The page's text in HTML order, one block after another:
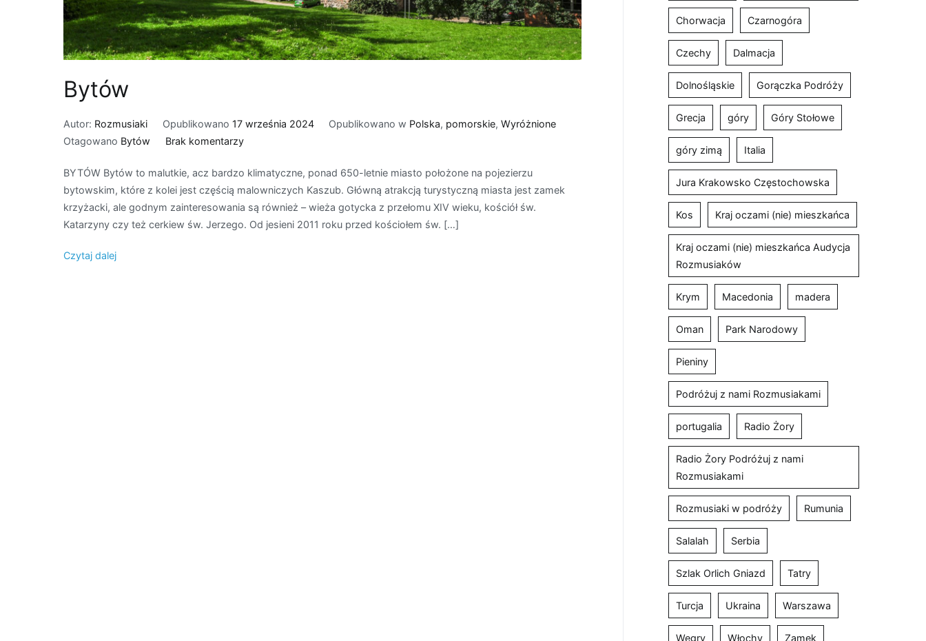
Bytów
Autor: Rozmusiaki Opublikowano 17 września 2024 Opublikowano w Polska, pomorskie,Wyróżnione
Otagowano Bytów Brak komentarzydo
BYTÓW Bytów to malutkie, acz bardzo klimatyczne, ponad 650-letnie miasto położone na pojezierzu
bytowskim, które z kolei jest częścią malowniczych Kaszub. Główną atrakcją turystyczną miasta jest zamek
krzyżacki, ale godnym zainteresowania są również – wieża gotycka z przełomu XIV wieku, kościół św.
Katarzyny czy też cerkiew św. Jerzego. Od jesieni 2011 roku przed kościołem św. […]
Czytaj dalej
Chorwacja Czarnogóra
Czechy Dalmacja
Dolnośląskie Gorączka Podróży
Grecja góry Góry Stołowe
góry zimą Italia
Jura Krakowsko Częstochowska
Kos Kraj oczami (nie) mieszkańca
Kraj oczami (nie) mieszkańca Audycja
Rozmusiaków
Krym Macedonia madera
Oman Park Narodowy
Pieniny
Podróżuj z nami Rozmusiakami
portugalia Radio Żory
Radio Żory Podróżuj z nami
Rozmusiakami
Rozmusiaki w podróży Rumunia
Salalah Serbia
Szlak Orlich Gniazd Tatry
Turcja Ukraina Warszawa
Węgry Włochy Zamek